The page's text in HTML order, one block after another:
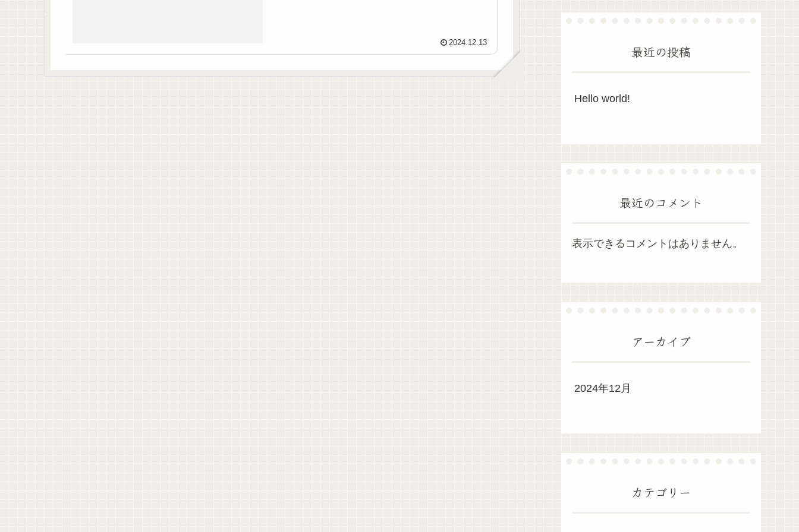
2024.12.13 最近の投稿
Hello world!
最近のコメント
表示できるコメントはありません。
アーカイブ
2024年12月
カテゴリー